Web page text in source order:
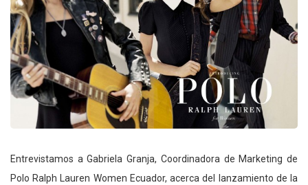
Entrevistamos a Gabriela Granja, Coordinadora de Marketing de
Polo Ralph Lauren Women Ecuador, acerca del lanzamiento de la